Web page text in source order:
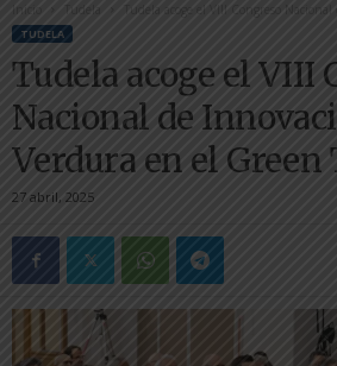
Inicio Tudela Tudela acoge el VIII Congreso
TUDELA
Tudela acoge el VIII
Nacional de
Verdura en el Green
27 abril, 2025